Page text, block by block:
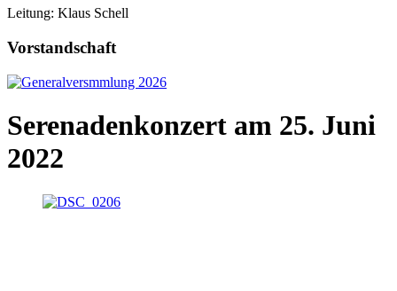
Leitung: Klaus Schell
Vorstandschaft
Serenadenkonzert am 25. Juni
2022